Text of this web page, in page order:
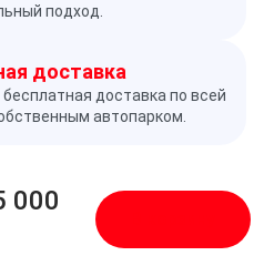
подход.
доставка
бесплатная доставка по всей
автопарком.
000